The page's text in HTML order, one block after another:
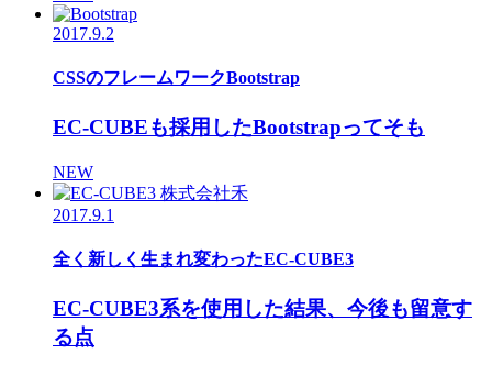
2017.9.2
CSSのフレームワークBootstrap
EC-CUBEも採用したBootstrapってそも
NEW
2017.9.1
全く新しく生まれ変わったEC-CUBE3
EC-CUBE3系を使用した結果、今後も留意す
る点